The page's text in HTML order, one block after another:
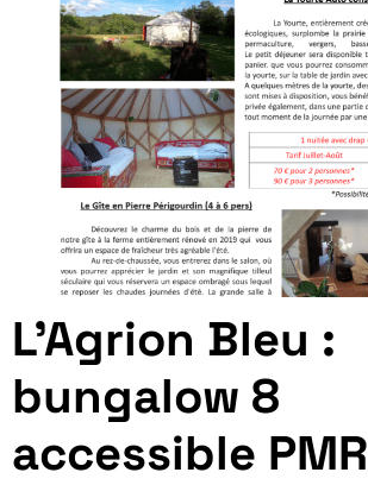
L’Agrion Bleu :
bungalow 8
accessible PMR